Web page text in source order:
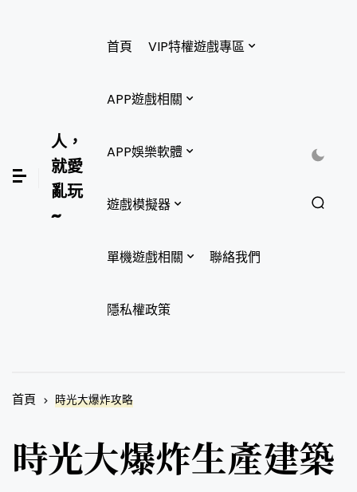
人，
就愛
亂玩
~
首頁 VIP特權遊戲專區
APP遊戲相關
APP娛樂軟體
遊戲模擬器
單機遊戲相關 聯絡我們
隱私權政策
首頁 時光大爆炸攻略
時光大爆炸生產建築